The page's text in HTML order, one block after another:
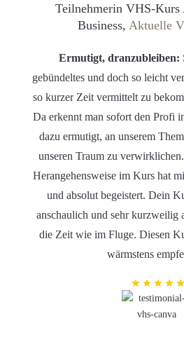
Teilnehmerin VHS-Kurs
Business, Aktuelle
Ermutigt, dranzubleiben:
gebündeltes und doch so leicht
so kurzer Zeit vermittelt zu
Da erkennt man sofort den Profi
dazu ermutigt, an unserem
unseren Traum zu
Herangehensweise im Kurs hat
und absolut begeistert. Dein
anschaulich und sehr kurzweilig
die Zeit wie im Fluge. Diesen
wärmstens